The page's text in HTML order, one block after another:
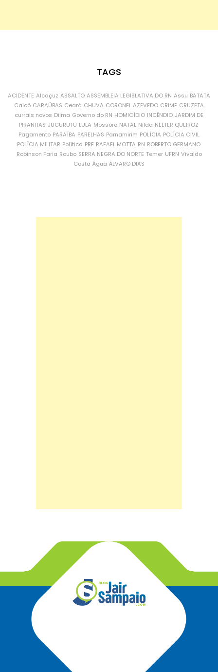
TAGS
ACIDENTE Alcaçuz ASSALTO ASSEMBLEIA LEGISLATIVA DO RN Assu BATATA
Caicó CARAÚBAS Ceará CHUVA CORONEL AZEVEDO CRIME CRUZETA
currais novos Dilma Governo do RN HOMICÍDIO INCÊNDIO JARDIM DE
PIRANHAS JUCURUTU LULA Mossoró NATAL Nilda NÉLTER QUEIROZ
Pagamento PARAÍBA PARELHAS Parnamirim POLÍCIA POLÍCIA CIVIL
POLÍCIA MILITAR Política PRF RAFAEL MOTTA RN ROBERTO GERMANO
Robinson Faria Roubo SERRA NEGRA DO NORTE Temer UFRN Vivaldo
Costa Água ÁLVARO DIAS